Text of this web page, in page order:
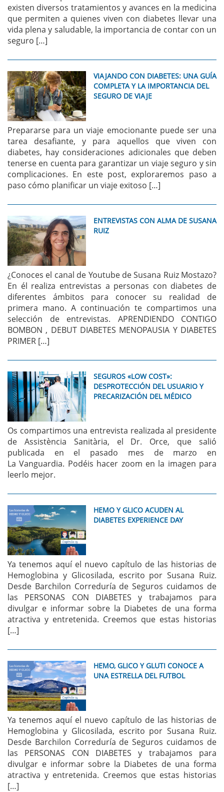
existen diversos tratamientos y avances en la medicina
que permiten a quienes viven con diabetes llevar una
vida plena y saludable, la importancia de contar con un
seguro […]
VIAJANDO CON DIABETES: UNA GUÍA
COMPLETA Y LA IMPORTANCIA DEL
SEGURO DE VIAJE
Prepararse para un viaje emocionante puede ser una
tarea desafiante, y para aquellos que viven con
diabetes, hay consideraciones adicionales que deben
tenerse en cuenta para garantizar un viaje seguro y sin
complicaciones. En este post, exploraremos paso a
paso cómo planificar un viaje exitoso […]
ENTREVISTAS CON ALMA DE SUSANA
RUIZ
¿Conoces el canal de Youtube de Susana Ruiz Mostazo?
En él realiza entrevistas a personas con diabetes de
diferentes ámbitos para conocer su realidad de
primera mano. A continuación te compartimos una
selección de entrevistas. APRENDIENDO CONTIGO
BOMBON , DEBUT DIABETES MENOPAUSIA Y DIABETES
PRIMER […]
SEGUROS «LOW COST»:
DESPROTECCIÓN DEL USUARIO Y
PRECARIZACIÓN DEL MÉDICO
Os compartimos una entrevista realizada al presidente
de Assistència Sanitària, el Dr. Orce, que salió
publicada en el pasado mes de marzo en
La Vanguardia. Podéis hacer zoom en la imagen para
leerlo mejor.
HEMO Y GLICO ACUDEN AL
DIABETES EXPERIENCE DAY
Ya tenemos aquí el nuevo capítulo de las historias de
Hemoglobina y Glicosilada, escrito por Susana Ruiz.
Desde Barchilon Correduría de Seguros cuidamos de
las PERSONAS CON DIABETES y trabajamos para
divulgar e informar sobre la Diabetes de una forma
atractiva y entretenida. Creemos que estas historias
[…]
HEMO, GLICO Y GLUTI CONOCE A
UNA ESTRELLA DEL FUTBOL
Ya tenemos aquí el nuevo capítulo de las historias de
Hemoglobina y Glicosilada, escrito por Susana Ruiz.
Desde Barchilon Correduría de Seguros cuidamos de
las PERSONAS CON DIABETES y trabajamos para
divulgar e informar sobre la Diabetes de una forma
atractiva y entretenida. Creemos que estas historias
[…]